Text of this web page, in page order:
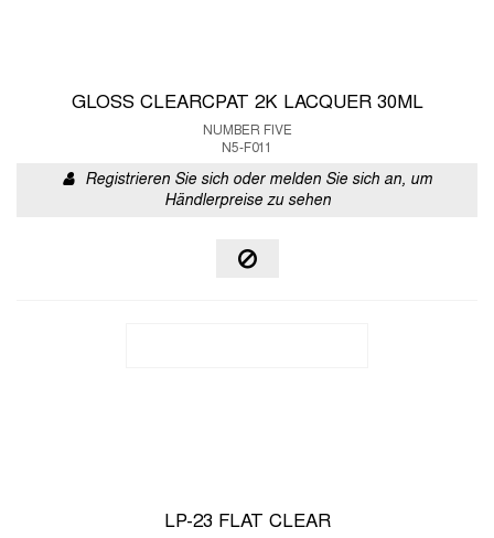
GLOSS CLEARCPAT 2K LACQUER 30ML
NUMBER FIVE
N5-F011
Registrieren Sie sich oder melden Sie sich an, um
Händlerpreise zu sehen
LP-23 FLAT CLEAR